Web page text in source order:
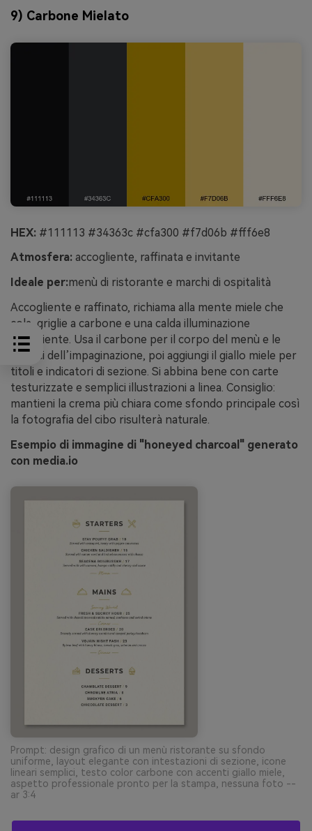
9) Carbone Mielato
HEX: #111113 #34363c #cfa300 #f7d06b #fff6e8
Atmosfera: accogliente, raffinata e invitante
Ideale per:menù di ristorante e marchi di ospitalità
Accogliente e raffinato, richiama alla mente miele che
cola, griglie a carbone e una calda illuminazione
d’ambiente. Usa il carbone per il corpo del menù e le
cornici dell’impaginazione, poi aggiungi il giallo miele per
titoli e indicatori di sezione. Si abbina bene con carte
testurizzate e semplici illustrazioni a linea. Consiglio:
mantieni la crema più chiara come sfondo principale così
la fotografia del cibo risulterà naturale.
Esempio di immagine di "honeyed charcoal" generato
con media.io
Prompt: design grafico di un menù ristorante su sfondo
uniforme, layout elegante con intestazioni di sezione, icone
lineari semplici, testo color carbone con accenti giallo miele,
aspetto professionale pronto per la stampa, nessuna foto --
ar 3:4